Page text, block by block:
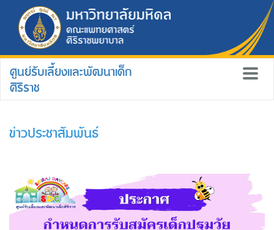
ศูนย์รับเลี้ยงและพัฒนาเด็ก
ศิริราช
ข่าวประชาสัมพันธ์